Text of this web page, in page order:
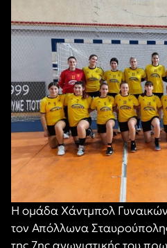
Η ομάδα Χάντμπολ
τον Απόλλωνα